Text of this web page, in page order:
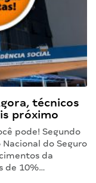
técnicos
próximo
pode! Segundo
do Seguro
da
de 10%…